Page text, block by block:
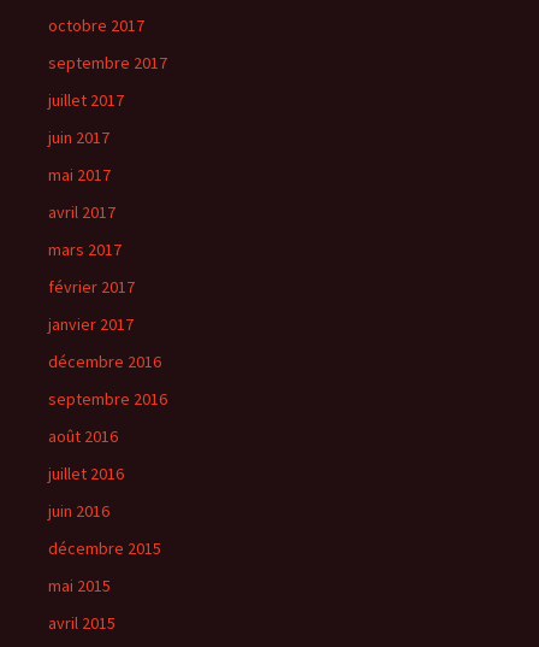
octobre 2017
septembre 2017
juillet 2017
juin 2017
mai 2017
avril 2017
mars 2017
février 2017
janvier 2017
décembre 2016
septembre 2016
août 2016
juillet 2016
juin 2016
décembre 2015
mai 2015
avril 2015